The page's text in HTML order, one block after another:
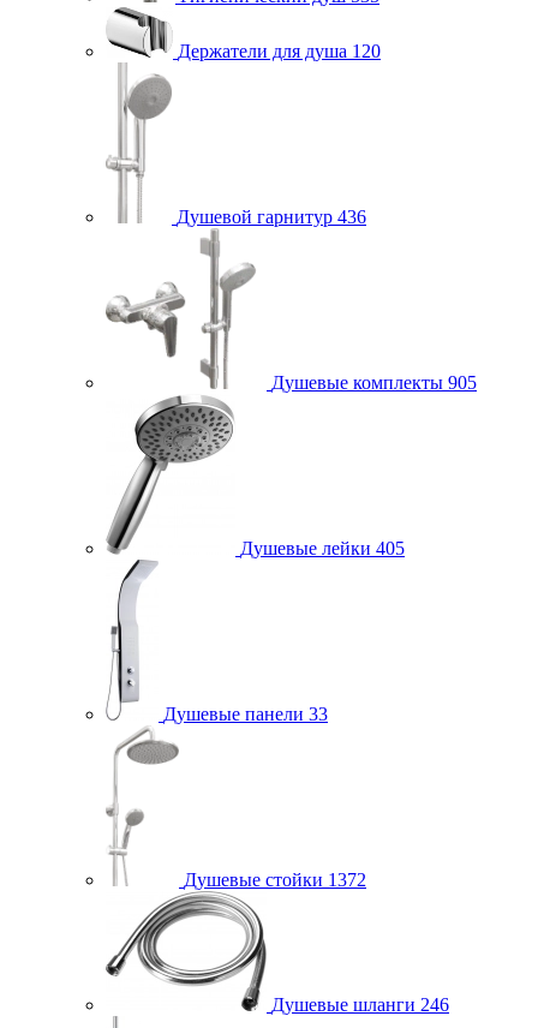
Держатели для душа 120
Душевой гарнитур 436
Душевые комплекты 905
Душевые лейки 405
Душевые панели 33
Душевые стойки 1372
Душевые шланги 246